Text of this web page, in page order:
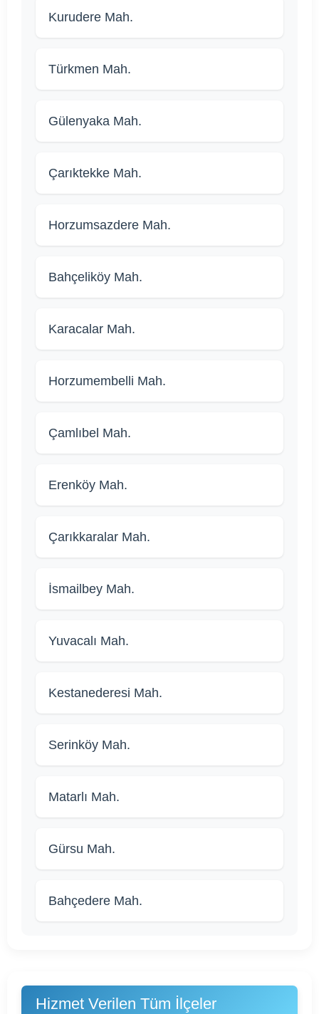
Kurudere Mah.
Türkmen Mah.
Gülenyaka Mah.
Çarıktekke Mah.
Horzumsazdere Mah.
Bahçeliköy Mah.
Karacalar Mah.
Horzumembelli Mah.
Çamlıbel Mah.
Erenköy Mah.
Çarıkkaralar Mah.
İsmailbey Mah.
Yuvacalı Mah.
Kestanederesi Mah.
Serinköy Mah.
Matarlı Mah.
Gürsu Mah.
Bahçedere Mah.
Hizmet Verilen Tüm İlçeler